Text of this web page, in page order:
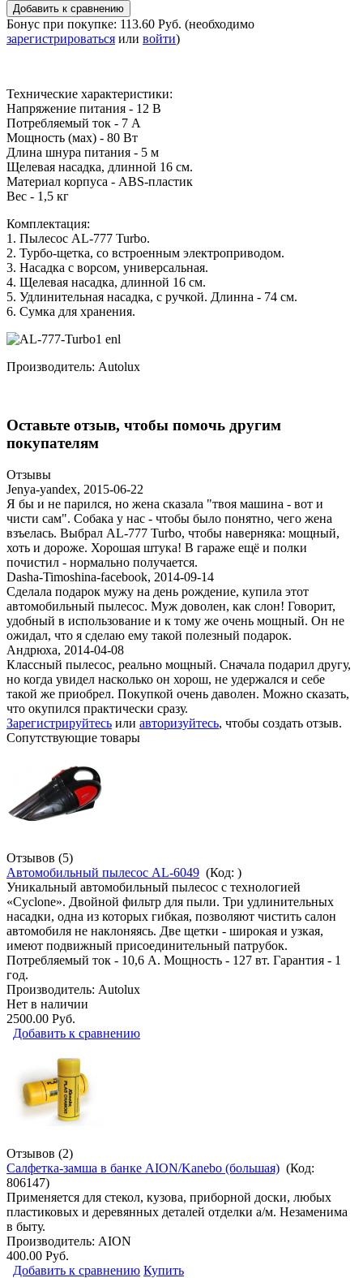
Бонус при покупке: 113.60 Руб. (необходимо
зарегистрироваться или войти)
Технические характеристики:
Напряжение питания - 12 В
Потребляемый ток - 7 А
Мощность (мах) - 80 Вт
Длина шнура питания - 5 м
Щелевая насадка, длинной 16 см.
Материал корпуса - ABS-пластик
Вес - 1,5 кг
Комплектация:
1. Пылесос AL-777 Turbo.
2. Турбо-щетка, со встроенным электроприводом.
3. Насадка с ворсом, универсальная.
4. Щелевая насадка, длинной 16 см.
5. Удлинительная насадка, с ручкой. Длинна - 74 см.
6. Сумка для хранения.
Производитель: Autolux
Оставьте отзыв, чтобы помочь другим
покупателям
Отзывы
Jenya-yandex, 2015-06-22
Я бы и не парился, но жена сказала "твоя машина - вот и
чисти сам". Собака у нас - чтобы было понятно, чего жена
взъелась. Выбрал AL-777 Turbo, чтобы наверняка: мощный,
хоть и дороже. Хорошая штука! В гараже ещё и полки
почистил - нормально получается.
Dasha-Timoshina-facebook, 2014-09-14
Сделала подарок мужу на день рождение, купила этот
автомобильный пылесос. Муж доволен, как слон! Говорит,
удобный в использование и к тому же очень мощный. Он не
ожидал, что я сделаю ему такой полезный подарок.
Андрюха, 2014-04-08
Классный пылесос, реально мощный. Сначала подарил другу,
но когда увидел насколько он хорош, не удержался и себе
такой же приобрел. Покупкой очень даволен. Можно сказать,
что окупился практически сразу.
Зарегистрируйтесь или авторизуйтесь, чтобы создать отзыв.
Сопутствующие товары
Отзывов (5)
Автомобильный пылесос AL-6049 (Код: )
Уникальный автомобильный пылесос с технологией
«Cyclone». Двойной фильтр для пыли. Три удлинительных
насадки, одна из которых гибкая, позволяют чистить салон
автомобиля не наклоняясь. Две щетки - широкая и узкая,
имеют подвижный присоединительный патрубок.
Потребляемый ток - 10,6 А. Мощность - 127 вт. Гарантия - 1
год.
Производитель: Autolux
Нет в наличии
2500.00 Руб.
Добавить к сравнению
Отзывов (2)
Салфетка-замша в банке AION/Kanebo (большая) (Код:
806147)
Применяется для стекол, кузова, приборной доски, любых
пластиковых и деревянных деталей отделки а/м. Незаменима
в быту.
Производитель: AION
400.00 Руб.
Добавить к сравнению Купить